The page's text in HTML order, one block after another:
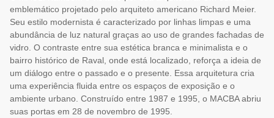
emblemático projetado pelo arquiteto americano Richard Meier.
Seu estilo modernista é caracterizado por linhas limpas e uma
abundância de luz natural graças ao uso de grandes fachadas de
vidro. O contraste entre sua estética branca e minimalista e o
bairro histórico de Raval, onde está localizado, reforça a ideia de
um diálogo entre o passado e o presente. Essa arquitetura cria
uma experiência fluida entre os espaços de exposição e o
ambiente urbano. Construído entre 1987 e 1995, o MACBA abriu
suas portas em 28 de novembro de 1995.